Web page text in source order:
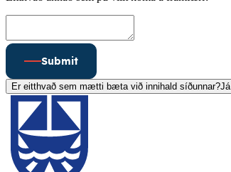
Submit
Er eitthvað sem mætti bæta við innihald síðunnar?Já